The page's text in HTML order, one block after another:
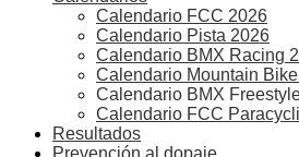
Calendario FCC 2026
Calendario Pista 2026
Calendario BMX Racing
Calendario Mountain
Calendario BMX
Calendario FCC
Resultados
Prevención al dopaje